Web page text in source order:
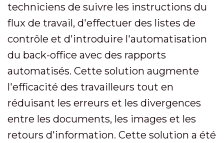
techniciens de suivre les instructions du
flux de travail, d'effectuer des listes de
contrôle et d'introduire l'automatisation
du back-office avec des rapports
automatisés. Cette solution augmente
l'efficacité des travailleurs tout en
réduisant les erreurs et les divergences
entre les documents, les images et les
retours d'information. Cette solution a été